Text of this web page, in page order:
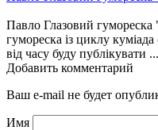
Павло Глазовий
гумореска із циклу
від часу буду публікувати ...
Добавить комментарий
Ваш e-mail не будет
Имя